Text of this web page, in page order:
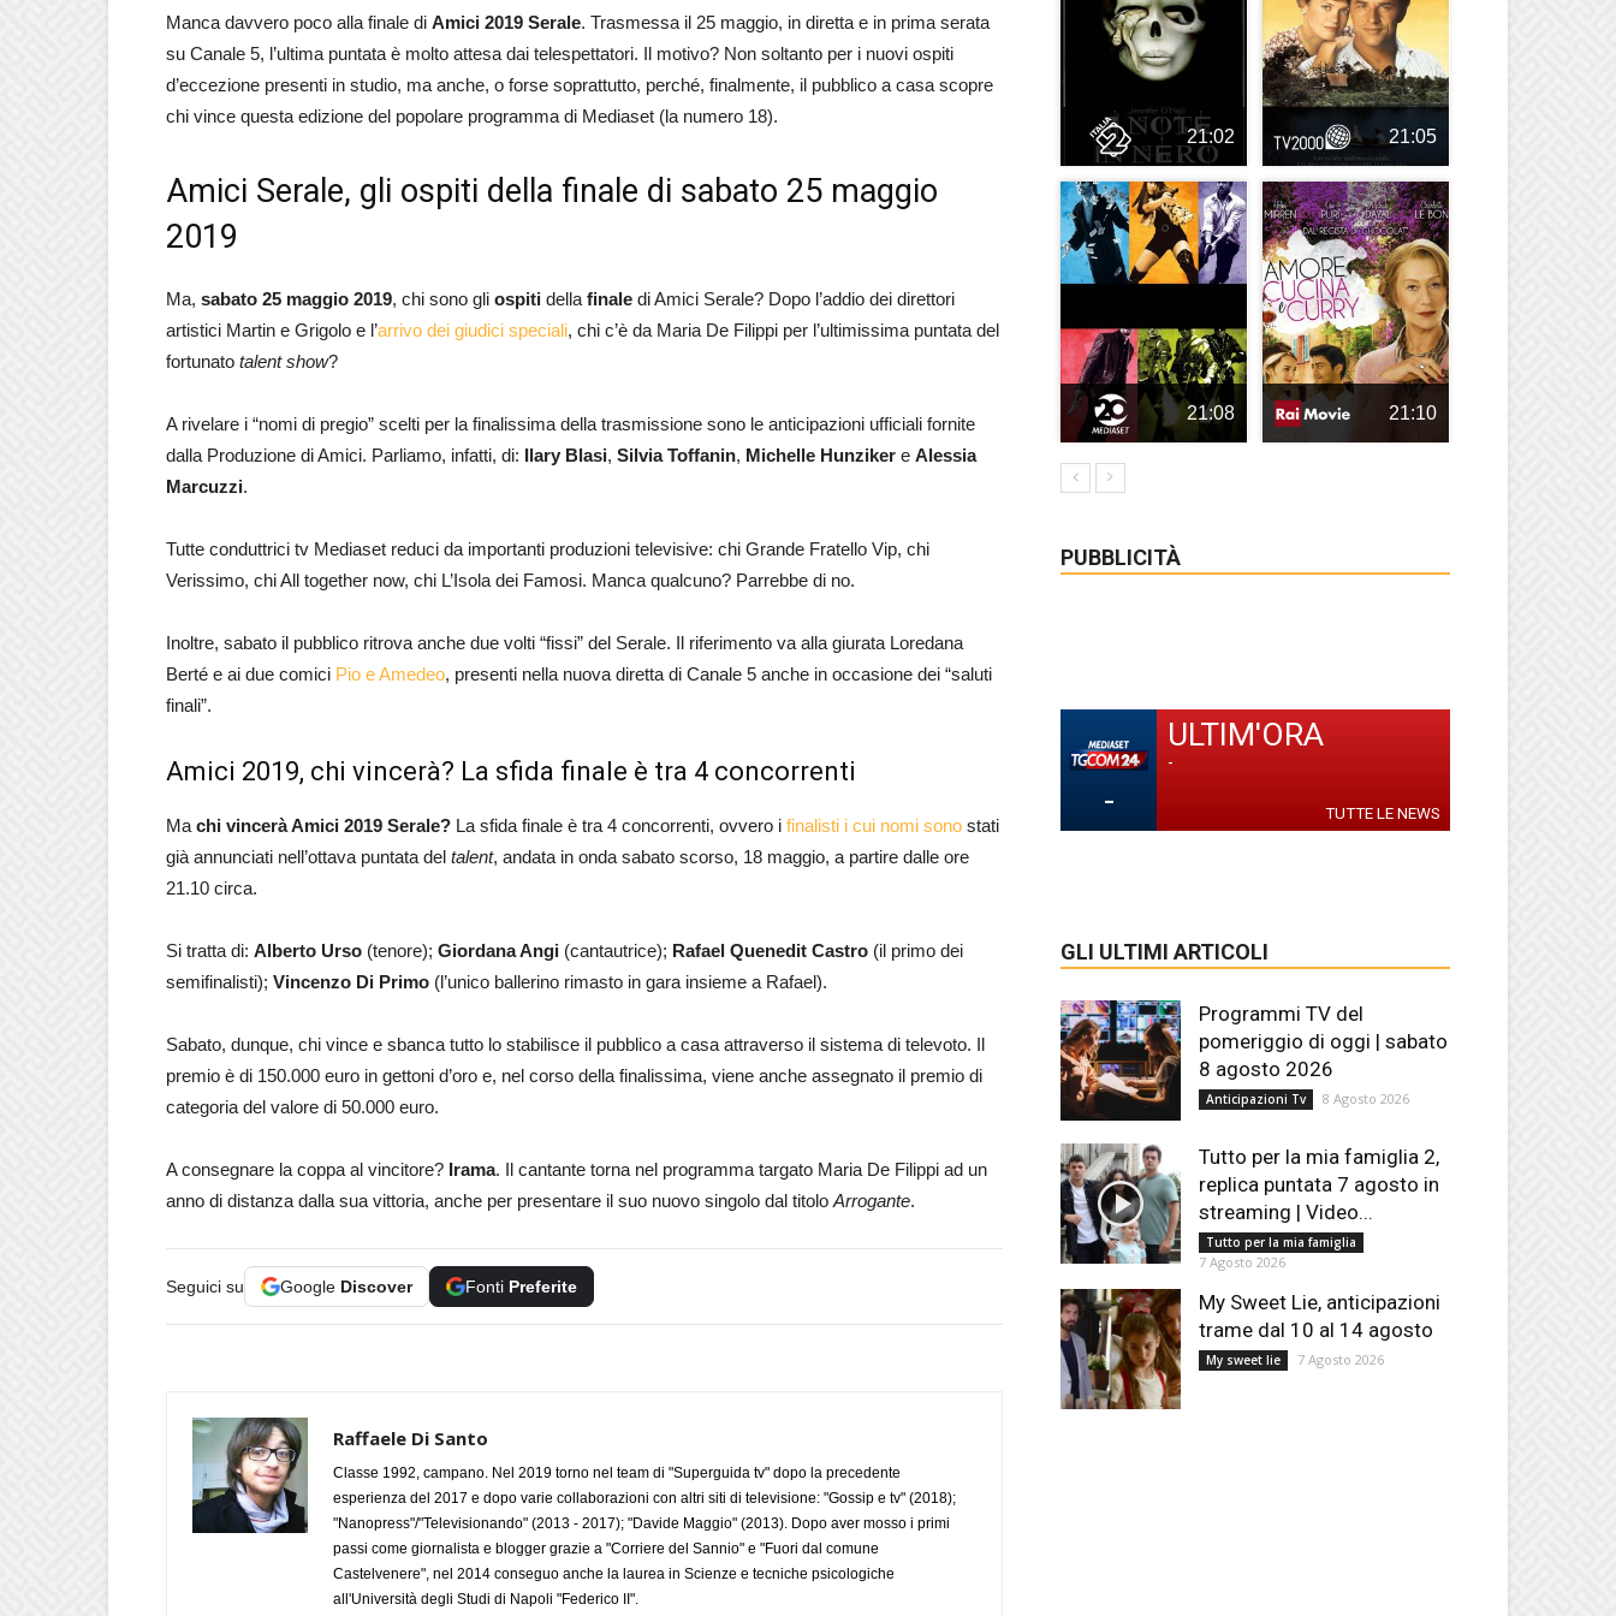
Manca davvero poco alla finale di Amici 2019 Serale. Trasmessa il 25 maggio, in diretta e in prima serata
su Canale 5, l’ultima puntata è molto attesa dai telespettatori. Il motivo? Non soltanto per i nuovi ospiti
d’eccezione presenti in studio, ma anche, o forse soprattutto, perché, finalmente, il pubblico a casa scopre
chi vince questa edizione del popolare programma di Mediaset (la numero 18).
Amici Serale, gli ospiti della finale di sabato 25 maggio
2019
Ma, sabato 25 maggio 2019, chi sono gli ospiti della finale di Amici Serale? Dopo l’addio dei direttori
artistici Martin e Grigolo e l’arrivo dei giudici speciali, chi c’è da Maria De Filippi per l’ultimissima puntata del
fortunato talent show?
A rivelare i “nomi di pregio” scelti per la finalissima della trasmissione sono le anticipazioni ufficiali fornite
dalla Produzione di Amici. Parliamo, infatti, di: Ilary Blasi, Silvia Toffanin, Michelle Hunziker e Alessia
Marcuzzi.
Tutte conduttrici tv Mediaset reduci da importanti produzioni televisive: chi Grande Fratello Vip, chi
Verissimo, chi All together now, chi L’Isola dei Famosi. Manca qualcuno? Parrebbe di no.
Inoltre, sabato il pubblico ritrova anche due volti “fissi” del Serale. Il riferimento va alla giurata Loredana
Berté e ai due comici Pio e Amedeo, presenti nella nuova diretta di Canale 5 anche in occasione dei “saluti
finali”.
Amici 2019, chi vincerà? La sfida finale è tra 4 concorrenti
Ma chi vincerà Amici 2019 Serale? La sfida finale è tra 4 concorrenti, ovvero i finalisti i cui nomi sono stati
già annunciati nell’ottava puntata del talent, andata in onda sabato scorso, 18 maggio, a partire dalle ore
21.10 circa.
Si tratta di: Alberto Urso (tenore); Giordana Angi (cantautrice); Rafael Quenedit Castro (il primo dei
semifinalisti); Vincenzo Di Primo (l’unico ballerino rimasto in gara insieme a Rafael).
Sabato, dunque, chi vince e sbanca tutto lo stabilisce il pubblico a casa attraverso il sistema di televoto. Il
premio è di 150.000 euro in gettoni d’oro e, nel corso della finalissima, viene anche assegnato il premio di
categoria del valore di 50.000 euro.
A consegnare la coppa al vincitore? Irama. Il cantante torna nel programma targato Maria De Filippi ad un
anno di distanza dalla sua vittoria, anche per presentare il suo nuovo singolo dal titolo Arrogante.
Seguici su Google Discover Fonti Preferite
Raffaele Di Santo
Classe 1992, campano. Nel 2019 torno nel team di "Superguida tv" dopo la precedente
esperienza del 2017 e dopo varie collaborazioni con altri siti di televisione: "Gossip e tv" (2018);
"Nanopress"/"Televisionando" (2013 - 2017); "Davide Maggio" (2013). Dopo aver mosso i primi
passi come giornalista e blogger grazie a "Corriere del Sannio" e "Fuori dal comune
Castelvenere", nel 2014 conseguo anche la laurea in Scienze e tecniche psicologiche
all'Università degli Studi di Napoli "Federico II".
21:02 21:05
21:08 21:10
PUBBLICITÀ
-
ULTIM'ORA
-
TUTTE LE NEWS
GLI ULTIMI ARTICOLI
Programmi TV del
pomeriggio di oggi | sabato
8 agosto 2026
Anticipazioni Tv 8 Agosto 2026
Tutto per la mia famiglia 2,
replica puntata 7 agosto in
streaming | Video...
Tutto per la mia famiglia
7 Agosto 2026
My Sweet Lie, anticipazioni
trame dal 10 al 14 agosto
My sweet lie 7 Agosto 2026